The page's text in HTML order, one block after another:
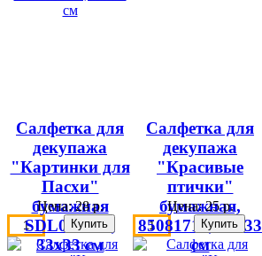
Салфетка для
декупажа
"Картинки для
Пасхи"
бумажная
SDL055300,
33х33 см
Цена:28 р.
Салфетка для
декупажа
"Красивые
птички"
бумажная,
85081717, 33х33
см
Цена:25 р.